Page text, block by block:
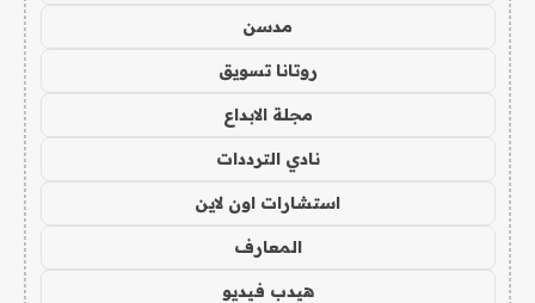
مدسن
روتانا تسويق
مجلة الابداع
نادي الترددات
استشارات اون لاين
المعارف
هيدب فيديو